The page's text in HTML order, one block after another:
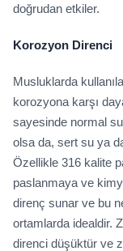
doğrudan etkiler.
Korozyon Direnci
Musluklarda
korozyona karşı
sayesinde normal
olsa da, sert su ya
Özellikle 316 kalite
paslanmaya ve
direnç sunar ve bu
ortamlarda idealdir.
direnci düşüktür ve